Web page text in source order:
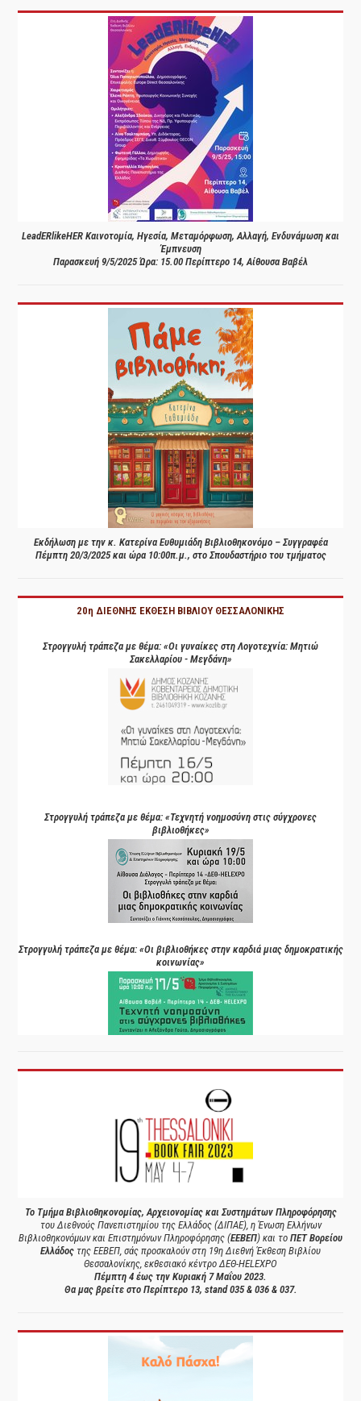
LeadERlikeHER Καινοτομία, Ηγεσία, Μεταμόρφωση, Αλλαγή, Ενδυνάμωση και
Έμπνευση
Παρασκευή 9/5/2025 Ώρα: 15.00 Περίπτερο 14, Αίθουσα Βαβέλ
Εκδήλωση με την κ. Κατερίνα Ευθυμιάδη Βιβλιοθηκονόμο – Συγγραφέα
Πέμπτη 20/3/2025 και ώρα 10:00π.μ., στο Σπουδαστήριο του τμήματος
20η ΔΙΕΘΝΗΣ ΕΚΘΕΣΗ ΒΙΒΛΙΟΥ ΘΕΣΣΑΛΟΝΙΚΗΣ
Στρογγυλή τράπεζα με θέμα: «Οι γυναίκες στη Λογοτεχνία: Μητιώ
Σακελλαρίου - Μεγδάνη»
Στρογγυλή τράπεζα με θέμα: «Τεχνητή νοημοσύνη στις σύγχρονες
βιβλιοθήκες»
Στρογγυλή τράπεζα με θέμα: «Οι βιβλιοθήκες στην καρδιά μιας δημοκρατικής
κοινωνίας»
Το Τμήμα Βιβλιοθηκονομίας, Αρχειονομίας και Συστημάτων Πληροφόρησης
του Διεθνούς Πανεπιστημίου της Ελλάδος (ΔΙΠΑΕ), η Ένωση Ελλήνων
Βιβλιοθηκονόμων και Επιστημόνων Πληροφόρησης (ΕΕΒΕΠ) και το ΠΕΤ Βορείου
Ελλάδος της ΕΕΒΕΠ, σάς προσκαλούν στη 19η Διεθνή Έκθεση Βιβλίου
Θεσσαλονίκης, εκθεσιακό κέντρο ΔΕΘ-HELEXPO
Πέμπτη 4 έως την Κυριακή 7 Μαΐου 2023.
Θα μας βρείτε στο Περίπτερο 13, stand 035 & 036 & 037.